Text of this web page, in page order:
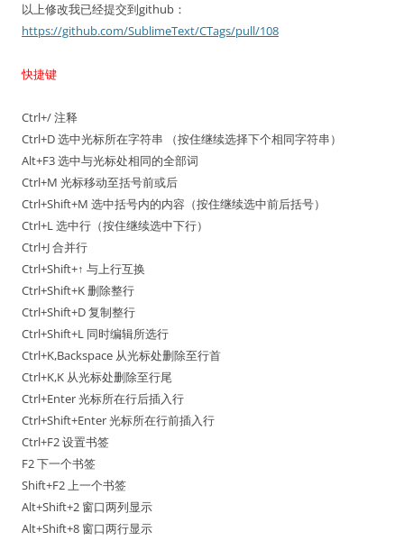
以上修改我已经提交到github：
https://github.com/SublimeText/CTags/pull/108
快捷键
Ctrl+/ 注释
Ctrl+D 选中光标所在字符串 （按住继续选择下个相同字符串）
Alt+F3 选中与光标处相同的全部词
Ctrl+M 光标移动至括号前或后
Ctrl+Shift+M 选中括号内的内容（按住继续选中前后括号）
Ctrl+L 选中行（按住继续选中下行）
Ctrl+J 合并行
Ctrl+Shift+↑ 与上行互换
Ctrl+Shift+K 删除整行
Ctrl+Shift+D 复制整行
Ctrl+Shift+L 同时编辑所选行
Ctrl+K,Backspace 从光标处删除至行首
Ctrl+K,K 从光标处删除至行尾
Ctrl+Enter 光标所在行后插入行
Ctrl+Shift+Enter 光标所在行前插入行
Ctrl+F2 设置书签
F2 下一个书签
Shift+F2 上一个书签
Alt+Shift+2 窗口两列显示
Alt+Shift+8 窗口两行显示